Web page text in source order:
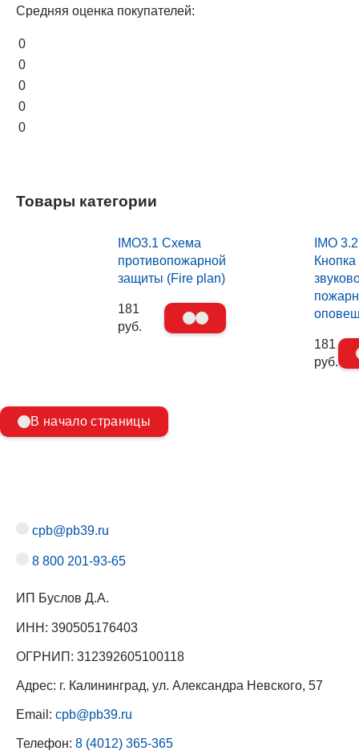
Средняя оценка покупателей:
0
0
0
0
0
Товары категории
IMO3.1 Схема
противопожарной
защиты (Fire plan)
181
руб.
IMO 3.2
Кнопка
181
руб.
В начало страницы
cpb@pb39.ru
8 800 201-93-65
ИП Буслов Д.А.
ИНН: 390505176403
ОГРНИП: 312392605100118
Адрес: г. Калининград, ул. Александра Невского, 57
Email: cpb@pb39.ru
Телефон: 8 (4012) 365-365